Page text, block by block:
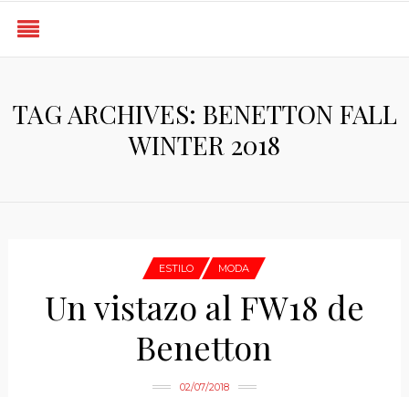
TAG ARCHIVES: BENETTON FALL
WINTER 2018
ESTILO MODA
Un vistazo al FW18 de
Benetton
02/07/2018